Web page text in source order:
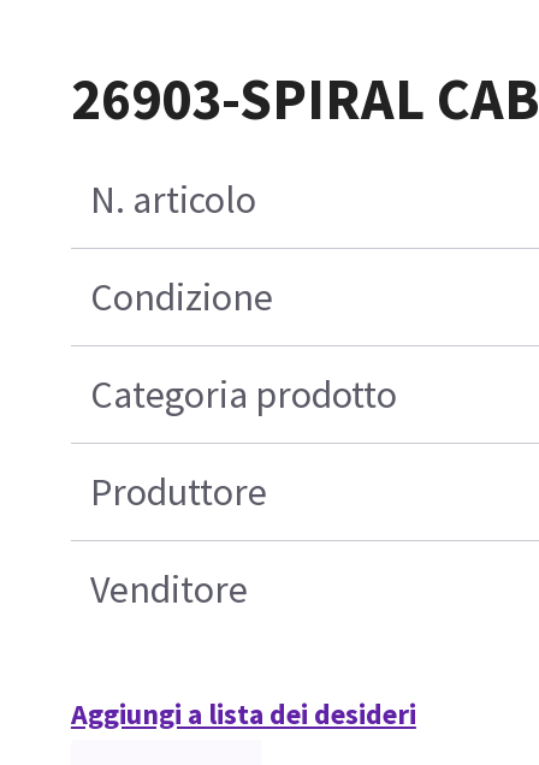
26903-SPIRAL
N. articolo
Condizione
Categoria prodotto
Produttore
Venditore
Aggiungi a lista dei desideri